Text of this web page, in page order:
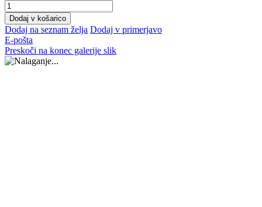
Dodaj v košarico
Dodaj na seznam želja Dodaj v primerjavo
E-pošta
Preskoči na konec galerije slik